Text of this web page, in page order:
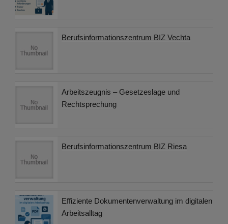
Berufsinformationszentrum BIZ Vechta
Arbeitszeugnis – Gesetzeslage und
Rechtsprechung
Berufsinformationszentrum BIZ Riesa
Effiziente Dokumentenverwaltung im digitalen
Arbeitsalltag